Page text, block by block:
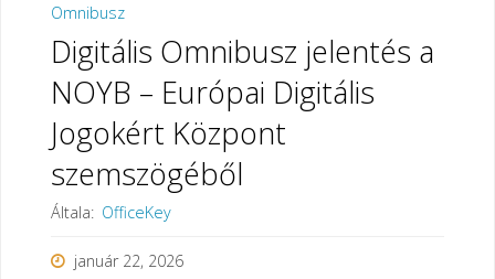
Omnibusz
Digitális Omnibusz jelentés a
NOYB – Európai Digitális
Jogokért Központ
szemszögéből
Általa: OfficeKey
január 22, 2026